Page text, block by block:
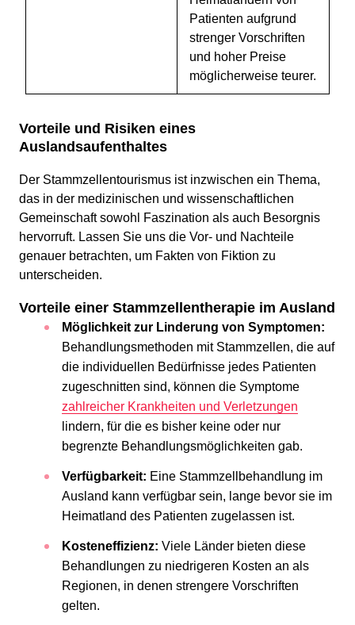
Patienten aufgrund
strenger Vorschriften
und hoher Preise
möglicherweise teurer.
Vorteile und Risiken eines
Auslandsaufenthaltes
Der Stammzellentourismus ist inzwischen ein Thema,
das in der medizinischen und wissenschaftlichen
Gemeinschaft sowohl Faszination als auch Besorgnis
hervorruft. Lassen Sie uns die Vor- und Nachteile
genauer betrachten, um Fakten von Fiktion zu
unterscheiden.
Vorteile einer Stammzellentherapie im Ausland
Möglichkeit zur Linderung von Symptomen:
Behandlungsmethoden mit Stammzellen, die auf
die individuellen Bedürfnisse jedes Patienten
zugeschnitten sind, können die Symptome
zahlreicher Krankheiten und Verletzungen
lindern, für die es bisher keine oder nur
begrenzte Behandlungsmöglichkeiten gab.
Verfügbarkeit: Eine Stammzellbehandlung im
Ausland kann verfügbar sein, lange bevor sie im
Heimatland des Patienten zugelassen ist.
Kosteneffizienz: Viele Länder bieten diese
Behandlungen zu niedrigeren Kosten an als
Regionen, in denen strengere Vorschriften
gelten.